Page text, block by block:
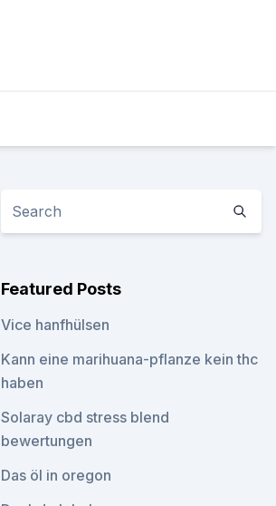
Featured Posts
Vice hanfhülsen
Kann eine marihuana-pflanze kein thc
haben
Solaray cbd stress blend
bewertungen
Das öl in oregon